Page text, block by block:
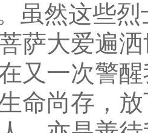
虽然这些
萨大爱遍
又一次警
命尚存，